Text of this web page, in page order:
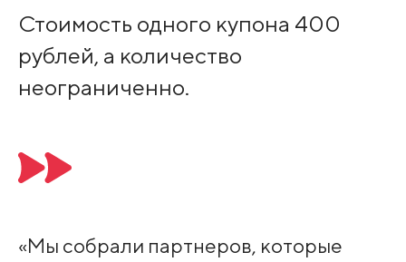
Стоимость одного купона 400
рублей, а количество
неограниченно.
«Мы собрали партнеров, которые